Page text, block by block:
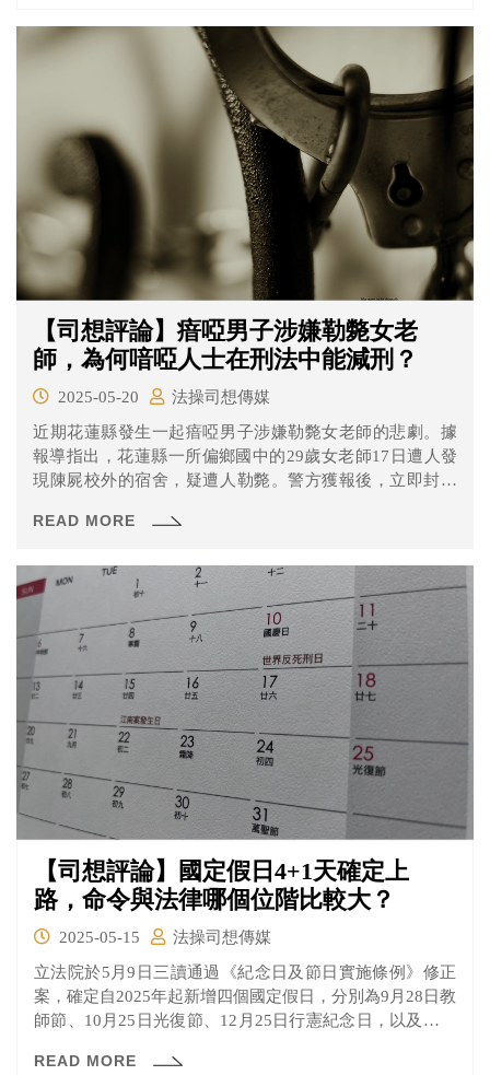
而遭逮捕，陳因拒不配合掙扎抵抗受傷，林員無賠償責
任，逆轉改判免賠。可上訴。
【司想評論】瘖啞男子涉嫌勒斃女老
師，為何喑啞人士在刑法中能減刑？
2025-05-20
法操司想傳媒
近期花蓮縣發生一起瘖啞男子涉嫌勒斃女老師的悲劇。據
報導指出，花蓮縣一所偏鄉國中的29歲女老師17日遭人發
現陳屍校外的宿舍，疑遭人勒斃。警方獲報後，立即封鎖
從監視器當中鎖定26劉姓瘖啞男子涉有重嫌，動員眾多警
疑似意圖畏罪輕生的劉男，卻因樹枝太細斷裂，當場被警
方逮捕。
READ MORE
【司想評論】國定假日4+1天確定上
路，命令與法律哪個位階比較大？
2025-05-15
法操司想傳媒
立法院於5月9日三讀通過《紀念日及節日實施條例》修正
案，確定自2025年起新增四個國定假日，分別為9月28日教
師節、10月25日光復節、12月25日行憲紀念日，以及農曆
假日，不再僅限勞工適用。 不少人對於新增加的國定假日
READ MORE